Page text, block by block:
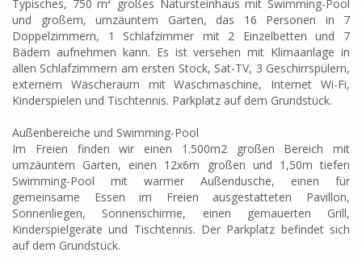
Typisches, 750 m² großes Natursteinhaus mit Swimming-Pool
und großem, umzäuntem Garten, das 16 Personen in 7
Doppelzimmern, 1 Schlafzimmer mit 2 Einzelbetten und 7
Bädern aufnehmen kann. Es ist versehen mit Klimaanlage in
allen Schlafzimmern am ersten Stock, Sat-TV, 3 Geschirrspülern,
externem Wäscheraum mit Waschmaschine, Internet Wi-Fi,
Kinderspielen und Tischtennis. Parkplatz auf dem Grundstück.
Außenbereiche und Swimming-Pool
Im Freien finden wir einen 1.500m2 großen Bereich mit
umzäuntem Garten, einen 12x6m großen und 1,50m tiefen
Swimming-Pool mit warmer Außendusche, einen für
gemeinsame Essen im Freien ausgestatteten Pavillon,
Sonnenliegen, Sonnenschirme, einen gemauerten Grill,
Kinderspielgeräte und Tischtennis. Der Parkplatz befindet sich
auf dem Grundstück.